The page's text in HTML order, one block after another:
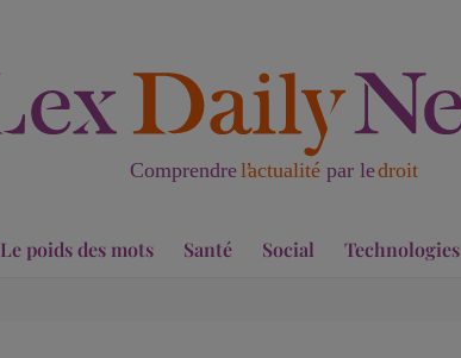
Le poids des mots Santé Social Technologies